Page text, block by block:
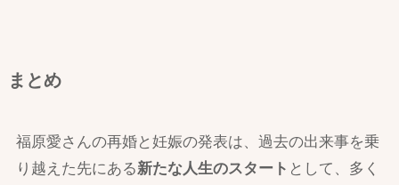
まとめ
福原愛さんの再婚と妊娠の発表は、過去の出来事を乗
り越えた先にある新たな人生のスタート として、多く